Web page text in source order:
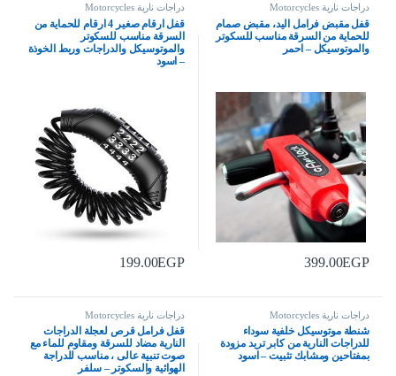
دراجات نارية Motorcycles
قفل مقبض فرامل اليد، مقبض صمام
للحماية من السرقة مناسب للسكوتر
والموتوسيكل – احمر
399.00EGP
دراجات نارية Motorcycles
قفل ارقام صغير 4 ارقام للحماية من
السرقة مناسب للسكوتر
والموتوسيكل والدراجات وربط الخوذة
– اسود
199.00EGP
دراجات نارية Motorcycles
شنطة موتوسيكل خلفية سوداء
للدراجات النارية من كابر تريد مزودة
بمفتاحين ومشابك تثبيت – اسود
دراجات نارية Motorcycles
قفل فرامل قرص لعجلة الدراجات
النارية مضاد للسرقة ومقاوم للماء مع
صوت تنبية عالى ، مناسب للدراجة
الهوائية والسكوتر – سلفر